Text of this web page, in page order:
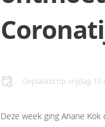
Geplaatst op vrijdag 15
Deze week ging Ariane